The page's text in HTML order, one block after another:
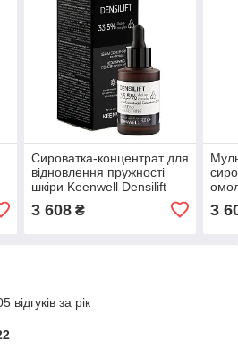
Сироватка-концентрат для
відновлення пружності
шкіри Keenwell Densilift
30мл
3 608₴ 3
за рік